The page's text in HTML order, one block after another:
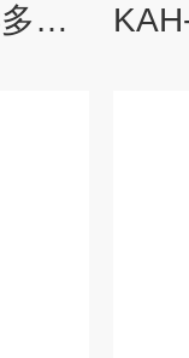
KAH-ZD开放式诊断学多媒体教学系统2